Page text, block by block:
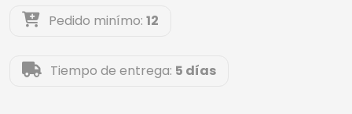
Pedido minímo: 12
Tiempo de entrega: 5 días